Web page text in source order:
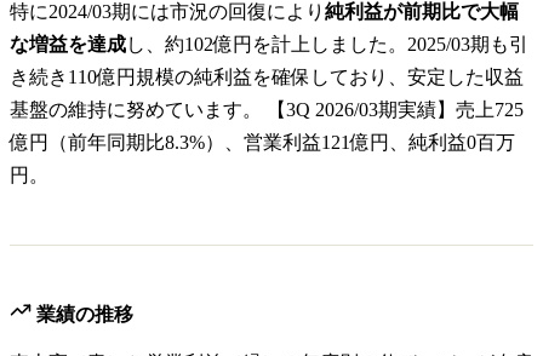
特に2024/03期には市況の回復により 純利益が前期比で大幅
な増益を達成し、約102億円を計上しました。2025/03期も引
き続き110億円規模の純利益を確保しており、安定した収益
基盤の維持に努めています。 【3Q 2026/03期実績】売上725
億円（前年同期比8.3%）、営業利益121億円、純利益0百万
円。
業績の推移